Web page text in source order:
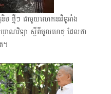
ថ្មីៗ ជាមួយលោកនរវិទូអាំង​
រាណវិទ្យា ស្ដីពីមូលហេតុ ដែលថា
។